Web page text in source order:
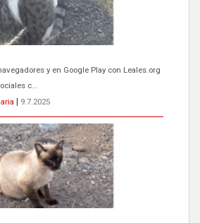
y en Google Play con Leales.org
c...
9.7.2025